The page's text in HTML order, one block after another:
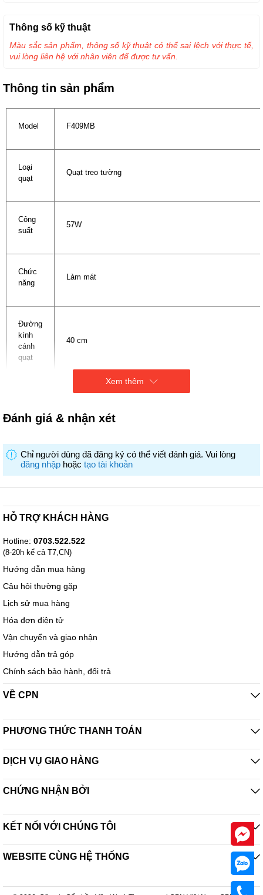
Thông tin sản phẩm
Model F409MB
Loại
quạt
Quạt treo tường
Công
suất
57W
Chức
năng
Làm mát
Đường
kính
cánh
quạt
40 cm
Tính
năng
Điều khiển
thước
- Trọng
lượng
69 x 50 x 35 cm
Xem thêm
Thông số kỹ thuật
Màu sắc sản phẩm, thông số kỹ thuật có thể sai lệch với thực tế,
vui lòng liên hệ với nhân viên để được tư vấn.
Đánh giá & nhận xét
Chỉ người dùng đã đăng ký có thể viết đánh giá. Vui lòng
đăng nhập hoặc tạo tài khoản
HỖ TRỢ KHÁCH HÀNG
Hotline: 0703.522.522
(8-20h kể cả T7,CN)
Hướng dẫn mua hàng
Câu hỏi thường gặp
Lịch sử mua hàng
Hóa đơn điện tử
Vận chuyển và giao nhận
Hướng dẫn trả góp
Chính sách bảo hành, đổi trả
VỀ CPN
PHƯƠNG THỨC THANH TOÁN
DỊCH VỤ GIAO HÀNG
CHỨNG NHẬN BỞI
KẾT NỐI VỚI CHÚNG TÔI
WEBSITE CÙNG HỆ THỐNG